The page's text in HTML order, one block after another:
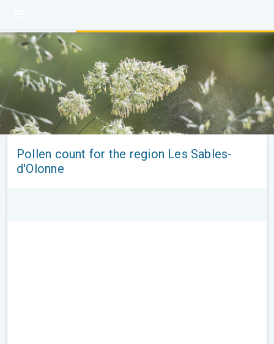
Pollen count for the region Les Sables-
d'Olonne